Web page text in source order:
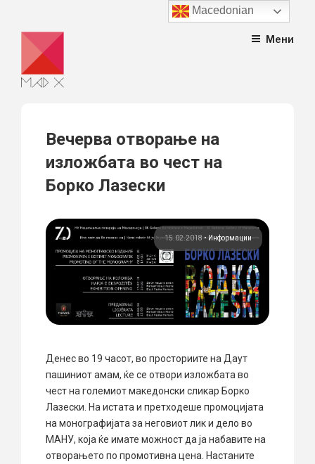
content
Мени
Вечерва отворање на
изложбата во чест на
Борко Лазески
15.02.2018 • Информации
Денес во 19 часот, во просториите на Даут
пашиниот амам, ќе се отвори изложбата во
чест на големиот македонски сликар Борко
Лазески. На истата и претходеше промоцијата
на монографијата за неговиот лик и дело во
МАНУ, која ќе имате можност да ја набавите на
отворањето по промотивна цена. Настаните
Macedonian